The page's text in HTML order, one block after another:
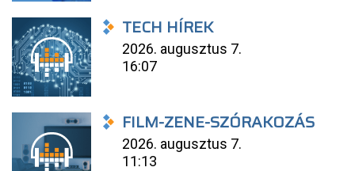
TECH HÍREK
2026. augusztus 7.
16:07
FILM-ZENE-SZÓRAKOZÁS
2026. augusztus 7.
11:13